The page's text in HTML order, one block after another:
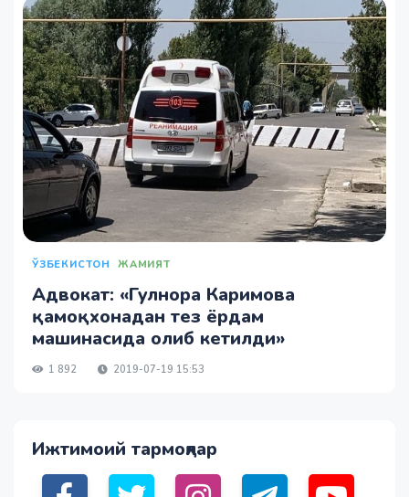
ЎЗБЕКИСТОН ЖАМИЯТ
Адвокат: «Гулнора Каримова
қамоқхонадан тез ёрдам
машинасида олиб кетилди»
1 892 2019-07-19 15:53
Ижтимоий тармоқлар